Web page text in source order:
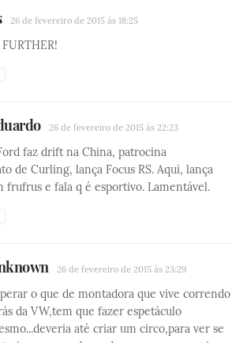
26 de fevereiro de 2015 às 18:25
26 de fevereiro de 2015 às 22:23
faz drift na China, patrocina
de Curling, lança Focus RS. Aqui, lança
frufrus e fala q é esportivo. Lamentável.
26 de fevereiro de 2015 às 23:29
o que de montadora que vive correndo
da VW,tem que fazer espetáculo
até criar um circo,para ver se